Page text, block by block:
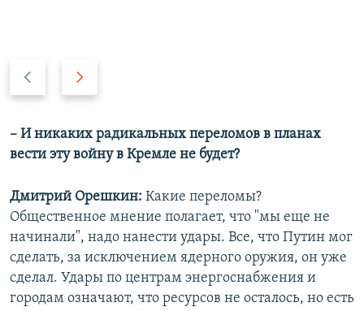
д
ы
у
щ
и
й
с
л
д
у
щ
и
й
л
а
– И никаких радикальных переломов в планах
вести эту войну в Кремле не будет?
Дмитрий Орешкин: Какие переломы?
Общественное мнение полагает, что "мы еще не
начинали", надо нанести удары. Все, что Путин мог
сделать, за исключением ядерного оружия, он уже
сделал. Удары по центрам энергоснабжения и
городам означают, что ресурсов не осталось, но есть